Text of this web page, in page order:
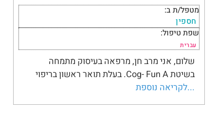
מטפל/ת ב:
חספין
שפת טיפול:
עברית
שלום, אני מרב חן, מרפאה בעיסוק מתמחה
בשיטת Cog- Fun A. בעלת תואר ראשון בריפוי
...לקריאה נוספת